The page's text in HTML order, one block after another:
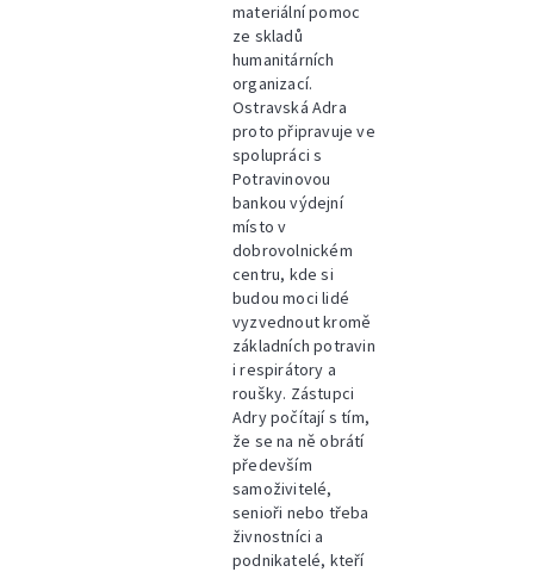
materiální pomoc
ze skladů
humanitárních
organizací.
Ostravská Adra
proto připravuje ve
spolupráci s
Potravinovou
bankou výdejní
místo v
dobrovolnickém
centru, kde si
budou moci lidé
vyzvednout kromě
základních potravin
i respirátory a
roušky. Zástupci
Adry počítají s tím,
že se na ně obrátí
především
samoživitelé,
senioři nebo třeba
živnostníci a
podnikatelé, kteří